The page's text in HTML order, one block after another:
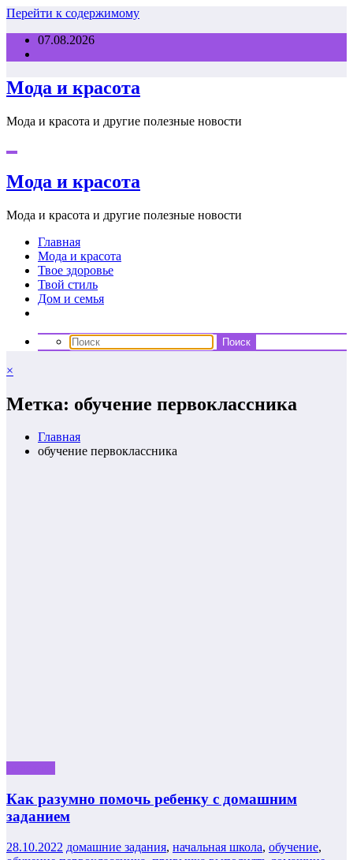
Перейти к содержимому
07.08.2026
Мода и красота
Мода и красота и другие полезные новости
Мода и красота
Мода и красота и другие полезные новости
Главная
Мода и красота
Твое здоровье
Твой стиль
Дом и семья
×
Метка: обучение первоклассника
Главная
обучение первоклассника
Как разумно помочь ребенку с домашним
заданием
28.10.2022 домашние задания, начальная школа, обучение,